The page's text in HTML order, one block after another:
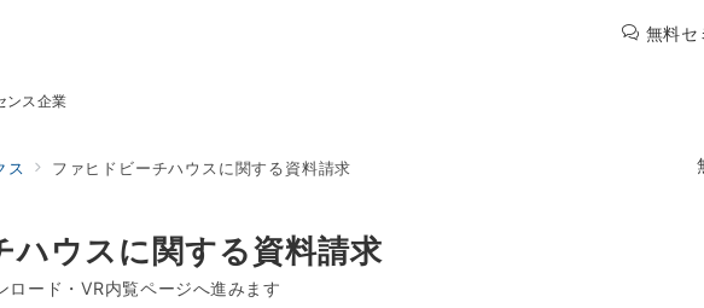
ンス企業
無料セ
ス ファヒドビーチハウスに関する資料請求
ハウスに関する資料請求
ロード・VR内覧ページへ進みます